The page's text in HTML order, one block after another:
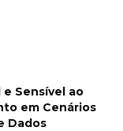
Sensível ao
em Cenários
Dados